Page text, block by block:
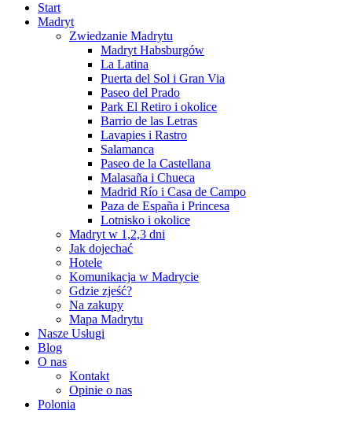
Start
Madryt
Zwiedzanie Madrytu
Madryt Habsburgów
La Latina
Puerta del Sol i Gran Via
Paseo del Prado
Park El Retiro i okolice
Barrio de las Letras
Lavapies i Rastro
Salamanca
Paseo de la Castellana
Malasaña i Chueca
Madrid Río i Casa de Campo
Paza de España i Princesa
Lotnisko i okolice
Madryt w 1,2,3 dni
Jak dojechać
Hotele
Komunikacja w Madrycie
Gdzie zjeść?
Na zakupy
Mapa Madrytu
Nasze Usługi
Blog
O nas
Kontakt
Opinie o nas
Polonia